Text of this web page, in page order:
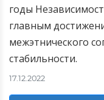
годы
главным
межэтнического
стабильности.
17.12.2022